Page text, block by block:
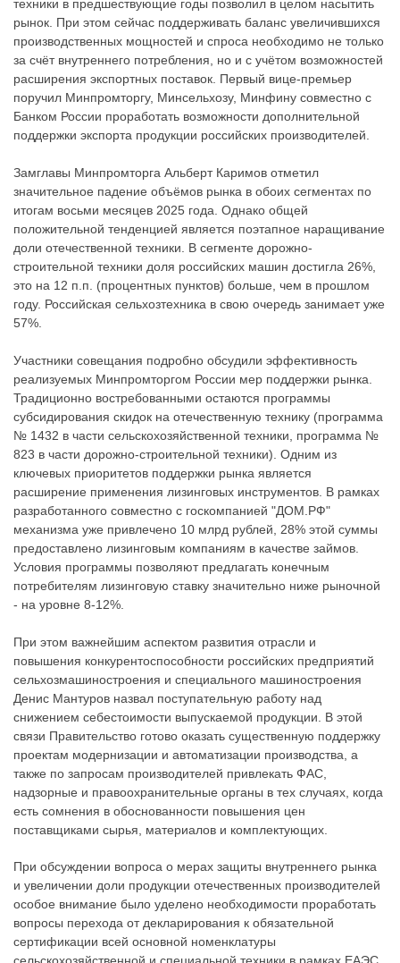
техники в предшествующие годы позволил в целом насытить
рынок. При этом сейчас поддерживать баланс увеличившихся
производственных мощностей и спроса необходимо не только
за счёт внутреннего потребления, но и с учётом возможностей
расширения экспортных поставок. Первый вице-премьер
поручил Минпромторгу, Минсельхозу, Минфину совместно с
Банком России проработать возможности дополнительной
поддержки экспорта продукции российских производителей.
Замглавы Минпромторга Альберт Каримов отметил
значительное падение объёмов рынка в обоих сегментах по
итогам восьми месяцев 2025 года. Однако общей
положительной тенденцией является поэтапное наращивание
доли отечественной техники. В сегменте дорожно-
строительной техники доля российских машин достигла 26%,
это на 12 п.п. (процентных пунктов) больше, чем в прошлом
году. Российская сельхозтехника в свою очередь занимает уже
57%.
Участники совещания подробно обсудили эффективность
реализуемых Минпромторгом России мер поддержки рынка.
Традиционно востребованными остаются программы
субсидирования скидок на отечественную технику (программа
№ 1432 в части сельскохозяйственной техники, программа №
823 в части дорожно-строительной техники). Одним из
ключевых приоритетов поддержки рынка является
расширение применения лизинговых инструментов. В рамках
разработанного совместно с госкомпанией "ДОМ.РФ"
механизма уже привлечено 10 млрд рублей, 28% этой суммы
предоставлено лизинговым компаниям в качестве займов.
Условия программы позволяют предлагать конечным
потребителям лизинговую ставку значительно ниже рыночной
- на уровне 8-12%.
При этом важнейшим аспектом развития отрасли и
повышения конкурентоспособности российских предприятий
сельхозмашиностроения и специального машиностроения
Денис Мантуров назвал поступательную работу над
снижением себестоимости выпускаемой продукции. В этой
связи Правительство готово оказать существенную поддержку
проектам модернизации и автоматизации производства, а
также по запросам производителей привлекать ФАС,
надзорные и правоохранительные органы в тех случаях, когда
есть сомнения в обоснованности повышения цен
поставщиками сырья, материалов и комплектующих.
При обсуждении вопроса о мерах защиты внутреннего рынка
и увеличении доли продукции отечественных производителей
особое внимание было уделено необходимости проработать
вопросы перехода от декларирования к обязательной
сертификации всей основной номенклатуры
сельскохозяйственной и специальной техники в рамках ЕАЭС,